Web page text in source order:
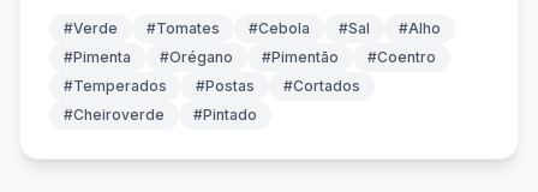
#Verde #Tomates #Cebola #Sal
#Alho
#Pimenta
#Orégano #Pimentão
#Coentro
#Temperados
#Postas
#Cortados
#Cheiroverde
#Pintado